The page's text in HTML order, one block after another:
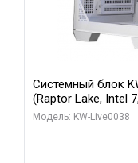
Системный блок
(Raptor Lake, Intel
модуля)/ Gigabyte
Модель: KW-Live0038